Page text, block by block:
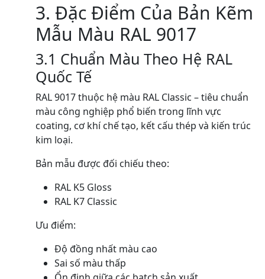
3. Đặc Điểm Của Bản Kẽm
Mẫu Màu RAL 9017
3.1 Chuẩn Màu Theo Hệ RAL
Quốc Tế
RAL 9017 thuộc hệ màu RAL Classic – tiêu chuẩn
màu công nghiệp phổ biến trong lĩnh vực
coating, cơ khí chế tạo, kết cấu thép và kiến trúc
kim loại.
Bản mẫu được đối chiếu theo:
RAL K5 Gloss
RAL K7 Classic
Ưu điểm:
Độ đồng nhất màu cao
Sai số màu thấp